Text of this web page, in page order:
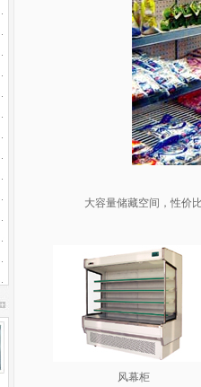
大容量储藏空间，性价
风幕柜